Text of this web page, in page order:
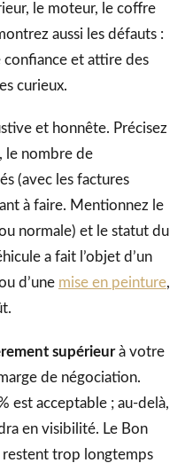
le moteur, le coffre
aussi les défauts :
confiance et attire des
curieux.
et honnête. Précisez
le nombre de
(avec les factures
à faire. Mentionnez le
normale) et le statut du
a fait l’objet d’un
d’une mise en peinture,
supérieurà votre
de négociation.
est acceptable ; au-delà,
en visibilité. Le Bon
restent trop longtemps